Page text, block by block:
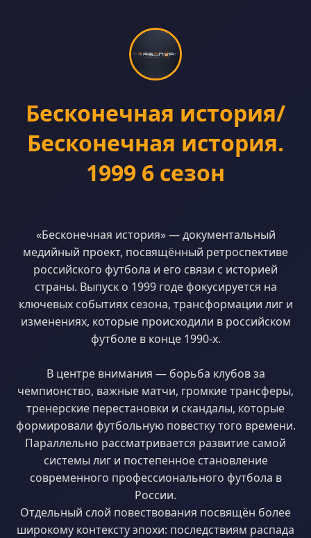
Бесконечная история/
Бесконечная история.
1999 6 сезон
«Бесконечная история» — документальный
медийный проект, посвящённый ретроспективе
российского футбола и его связи с историей
страны. Выпуск о 1999 годе фокусируется на
ключевых событиях сезона, трансформации лиг и
изменениях, которые происходили в российском
футболе в конце 1990-х.
В центре внимания — борьба клубов за
чемпионство, важные матчи, громкие трансферы,
тренерские перестановки и скандалы, которые
формировали футбольную повестку того времени.
Параллельно рассматривается развитие самой
системы лиг и постепенное становление
современного профессионального футбола в
России.
Отдельный слой повествования посвящён более
широкому контексту эпохи: последствиям распада